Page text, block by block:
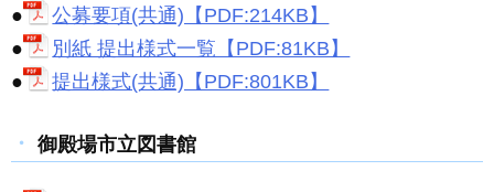
●
公募要項(共通)【PDF:214KB】
●
別紙 提出様式一覧【PDF:81KB】
●
提出様式(共通)【PDF:801KB】
御殿場市立図書館